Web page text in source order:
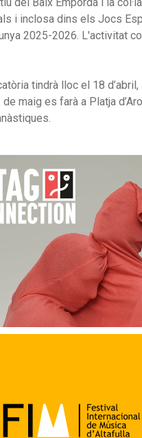
i inclosa dins els Jocs
2025-2026. L'activitat
tindrà lloc el 18 d’abril,
de maig es farà a Platja